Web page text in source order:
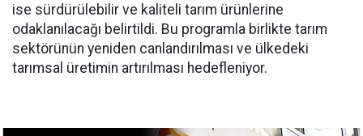
ise sürdürülebilir ve kaliteli tarım ürünlerine
odaklanılacağı belirtildi. Bu programla birlikte tarım
sektörünün yeniden canlandırılması ve ülkedeki
tarımsal üretimin artırılması hedefleniyor.